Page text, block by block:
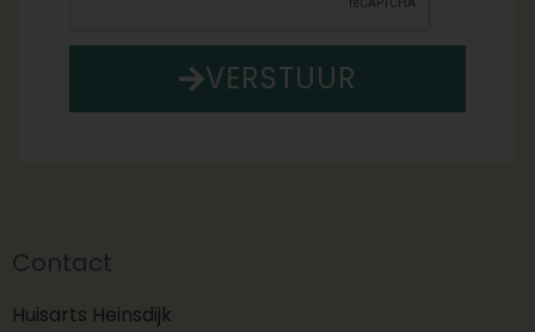
VERSTUUR
Contact
Huisarts Heinsdijk